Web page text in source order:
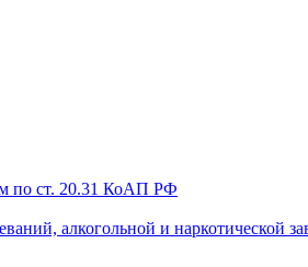
по ст. 20.31 КоАП РФ
алкогольной и наркотической